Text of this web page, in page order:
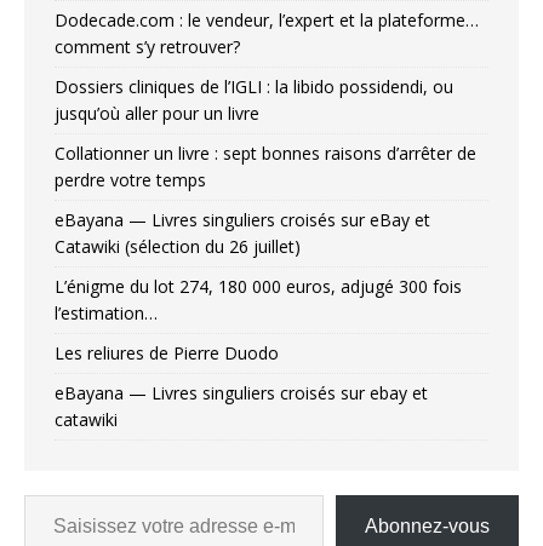
Dodecade.com : le vendeur, l’expert et la plateforme…
comment s’y retrouver?
Dossiers cliniques de l’IGLI : la libido possidendi, ou
jusqu’où aller pour un livre
Collationner un livre : sept bonnes raisons d’arrêter de
perdre votre temps
eBayana — Livres singuliers croisés sur eBay et
Catawiki (sélection du 26 juillet)
L’énigme du lot 274, 180 000 euros, adjugé 300 fois
l’estimation…
Les reliures de Pierre Duodo
eBayana — Livres singuliers croisés sur ebay et
catawiki
Abonnez-vous